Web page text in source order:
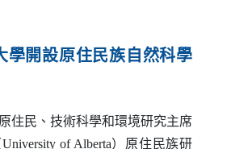
學開設原住民族自然科學
民、技術科學和環境研究主席
University of Alberta）原住民族研